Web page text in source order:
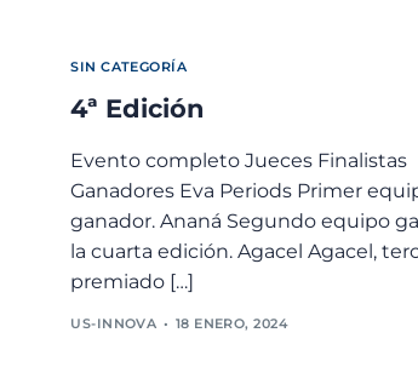
SIN CATEGORÍA
4ª Edición
Evento completo Jueces Finalistas
Ganadores Eva Periods Primer
ganador. Ananá Segundo equipo
la cuarta edición. Agacel Agacel,
premiado […]
US-INNOVA 18 ENERO, 2024